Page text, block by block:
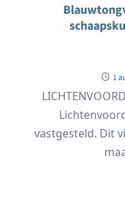
1
vastgesteld. Dit